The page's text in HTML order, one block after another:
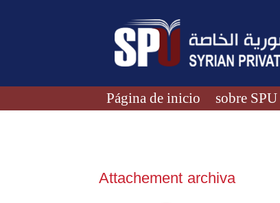
Página de inicio sobre SPU
Attachement archiva